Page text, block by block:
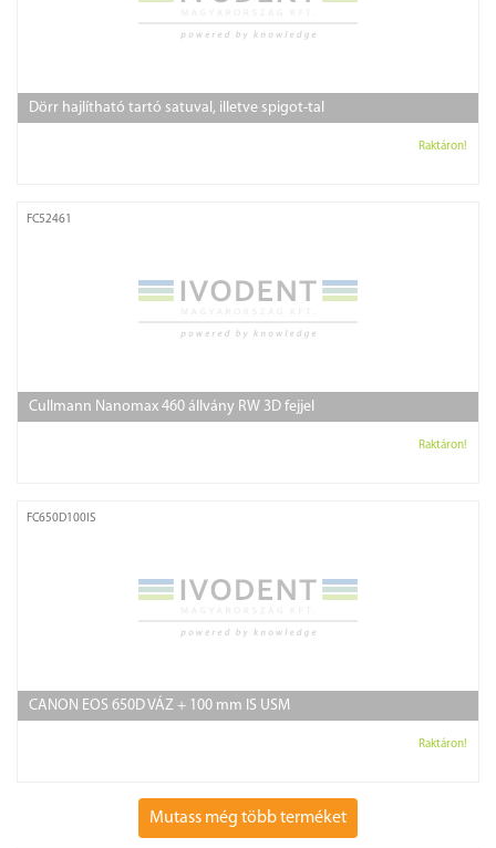
Dörr hajlítható tartó satuval, illetve spigot-tal
Raktáron!
FC52461
Cullmann Nanomax 460 állvány RW 3D fejjel
Raktáron!
FC650D100IS
CANON EOS 650D VÁZ + 100 mm IS USM
Raktáron!
Mutass még több terméket